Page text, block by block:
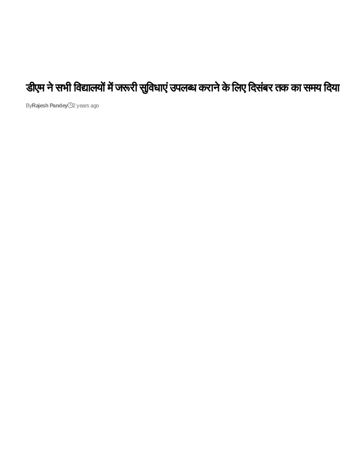
डीएम ने सभी विद्यालयों में जरूरी सुविधाएं उपलब्ध कराने के लिए दिसंबर तक का समय दिया
ByRajesh Pandey 2 years ago